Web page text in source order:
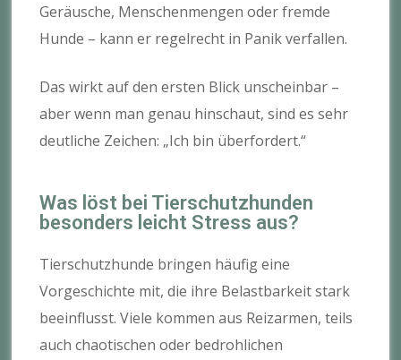
Geräusche, Menschenmengen oder fremde
Hunde – kann er regelrecht in Panik verfallen.
Das wirkt auf den ersten Blick unscheinbar –
aber wenn man genau hinschaut, sind es sehr
deutliche Zeichen: „Ich bin überfordert.“
Was löst bei Tierschutzhunden
besonders leicht Stress aus?
Tierschutzhunde bringen häufig eine
Vorgeschichte mit, die ihre Belastbarkeit stark
beeinflusst. Viele kommen aus Reizarmen, teils
auch chaotischen oder bedrohlichen